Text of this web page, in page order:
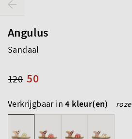
Angulus
Sandaal
50
120
Verkrijgbaar in4 kleur(en) roze